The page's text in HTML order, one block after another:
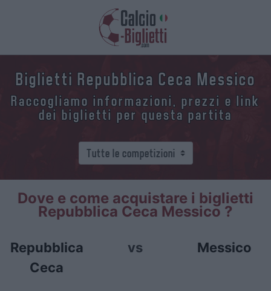
Biglietti Repubblica Ceca Messico
Raccogliamo informazioni, prezzi e link
dei biglietti per questa partita
Dove e come acquistare i biglietti
Repubblica Ceca Messico ?
Repubblica
Ceca
vs Messico